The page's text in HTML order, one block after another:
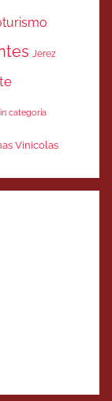
Jerez
categoría
Vinicolas